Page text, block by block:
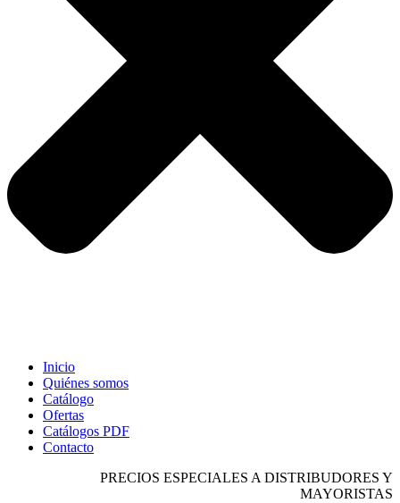
Inicio
Quiénes somos
Catálogo
Ofertas
Catálogos PDF
Contacto
PRECIOS ESPECIALES A DISTRIBUDORES Y
MAYORISTAS